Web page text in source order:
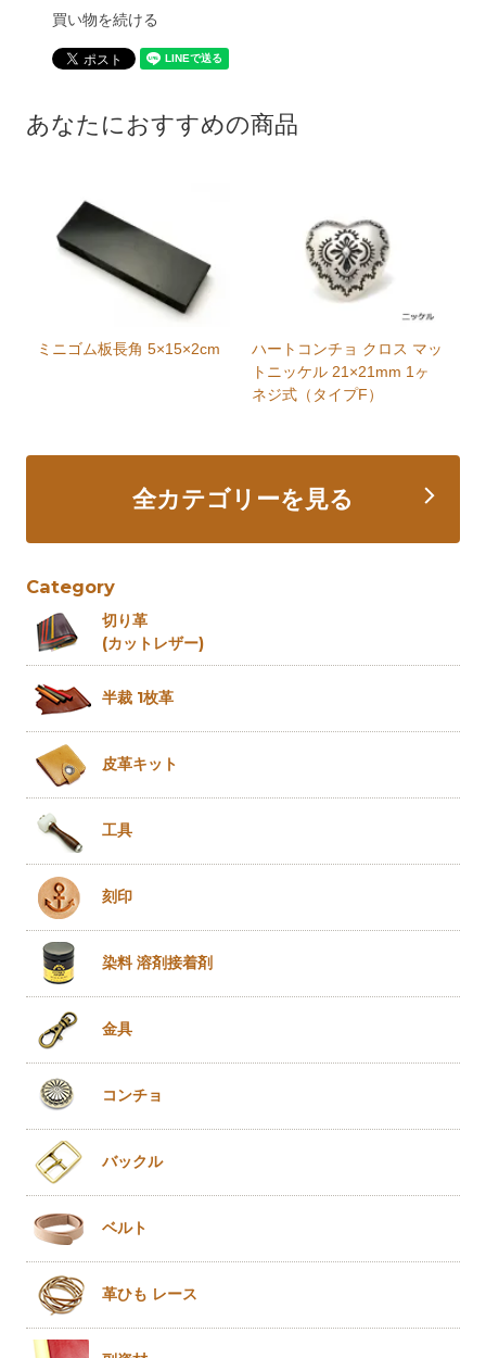
買い物を続ける
あなたにおすすめの商品
ミニゴム板長角 5×15×2cm
ハートコンチョ クロス マッ
トニッケル 21×21mm 1ヶ
ネジ式（タイプF）
全カテゴリーを見る
Category
切り革
(カットレザー)
半裁 1枚革
皮革キット
工具
刻印
染料 溶剤接着剤
金具
コンチョ
バックル
ベルト
革ひも レース